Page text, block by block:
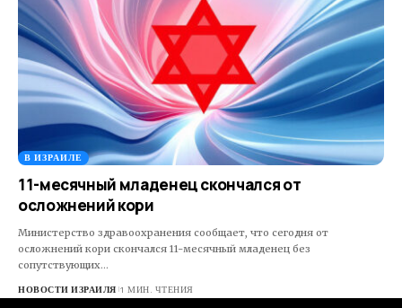
В ИЗРАИЛЕ
11-месячный младенец скончался от
осложнений кори
Министерство здравоохранения сообщает, что сегодня от
осложнений кори скончался 11-месячный младенец без
сопутствующих…
НОВОСТИ ИЗРАИЛЯ 1 МИН. ЧТЕНИЯ